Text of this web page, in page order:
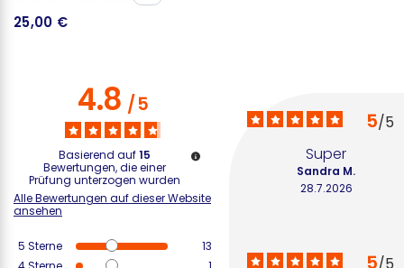
25,00 €
4.8/5
Basierend auf15
Bewertungen, die einer
Prüfung unterzogen wurden
Alle Bewertungen auf dieser Website
ansehen
5 Sterne
13
5/5
Super
28.7.2026
Sandra M.
5